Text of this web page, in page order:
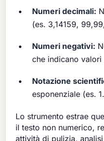
Numeri decimali:
(es. 3,14159,
Numeri negativi:
che indicano valori
Notazione
esponenziale (es.
Lo strumento estrae
il testo non numerico,
attività di pulizia,